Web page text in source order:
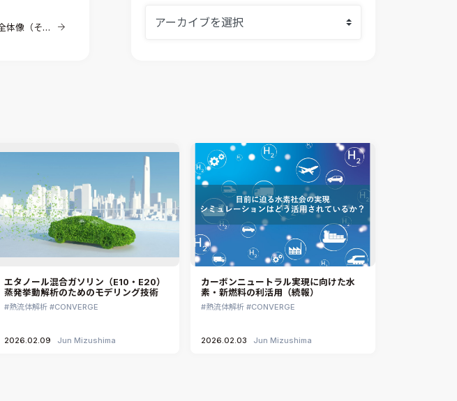
【はじめての流体解析】流体解析の全体像（その2）
構造解析
材料選定支援
MBDプロセス構築コンサルティング
CAEエンジニアリングコンサルティング
音響設計
CAE分野におけるAIコンサルティング
システム構築と開発
Ansys SCADE
Ansys Fluids
CONVERGE
SIMULIA Abaqus Unified FEA
Simcenter Flotherm
Simcenter Flotherm XT
Ansys Electronics
DEMITASNX
Simcenter 3D Acoustics
CATIA V5 Analysis
エタノール混合ガソリン（E10・E20）
蒸発挙動解析のためのモデリング技術
熱流体解析 CONVERGE
2026.02.09 Jun Mizushima
カーボンニュートラル実現に向けた水
素・新燃料の利活用（続報）
熱流体解析 CONVERGE
2026.02.03 Jun Mizushima